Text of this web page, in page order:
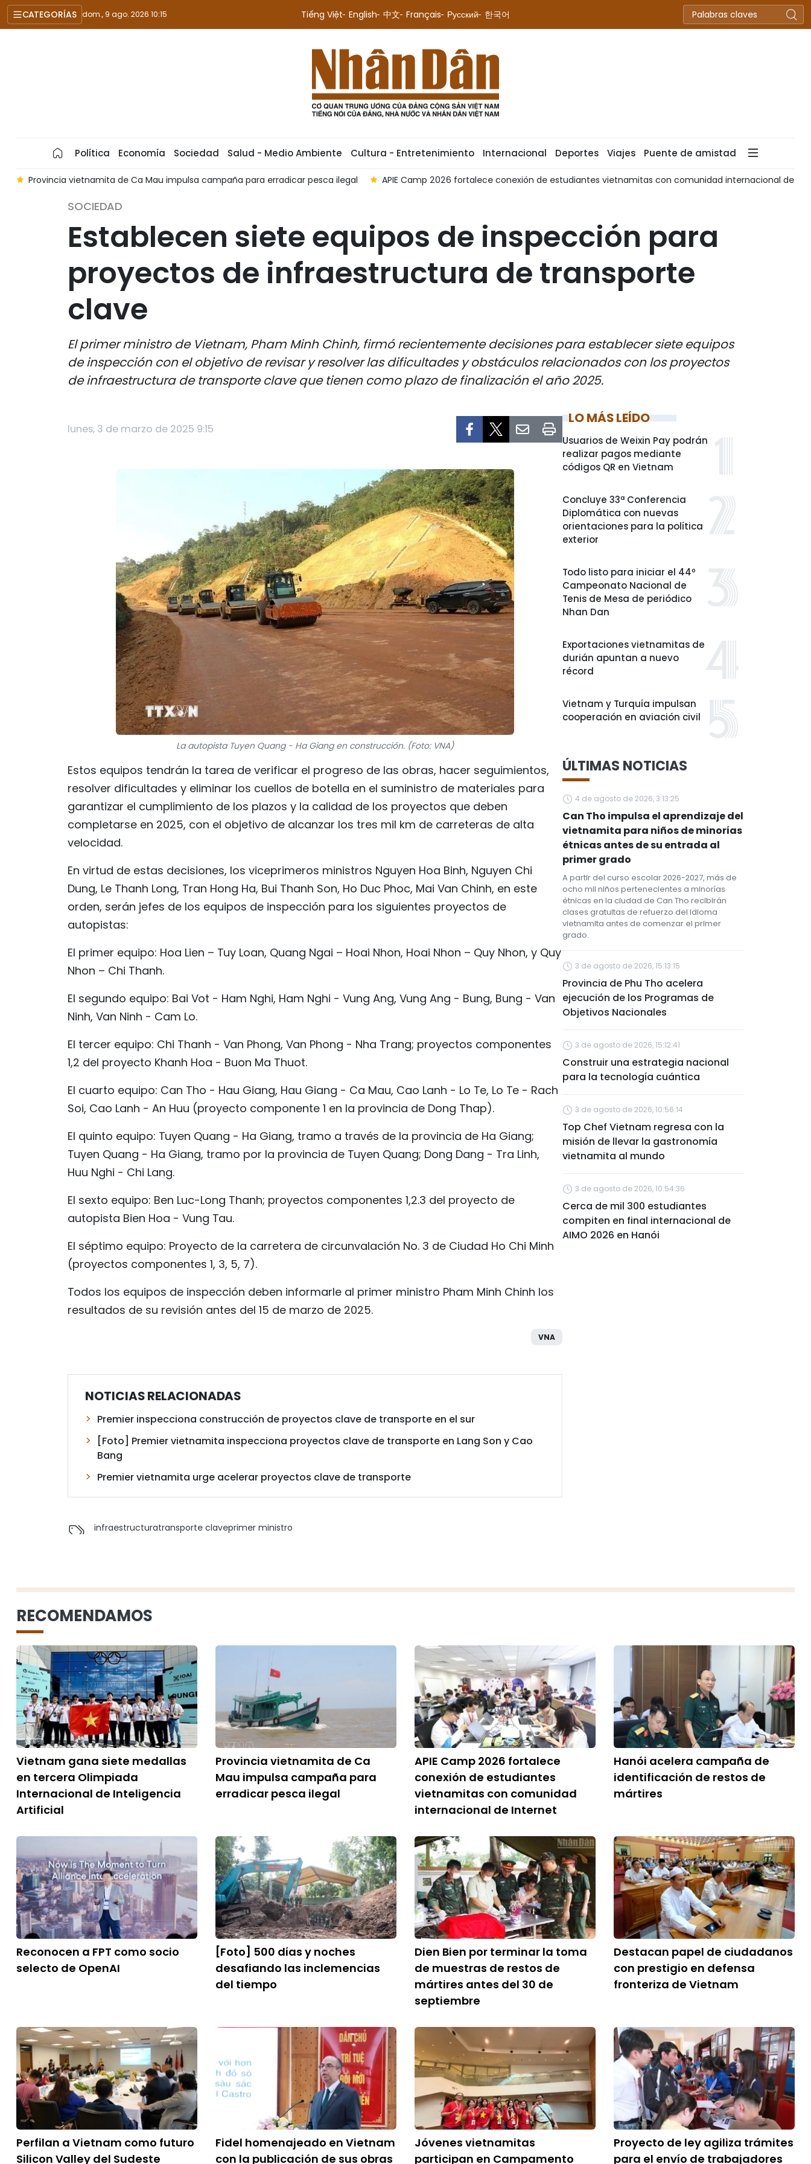
CATEGORÍAS dom., 9 ago. 2026 10:15 Tiếng Việt English 中文 Français Русский 한국어
Política Economía Sociedad Salud - Medio Ambiente Cultura - Entretenimiento Internacional Deportes Viajes Puente de amistad
Provincia vietnamita de Ca Mau impulsa campaña para erradicar pesca ilegal APIE Camp 2026 fortalece conexión de estudiantes vietnamitas con comunidad internacional de
SOCIEDAD
Establecen siete equipos de inspección para
proyectos de infraestructura de transporte
clave
El primer ministro de Vietnam, Pham Minh Chinh, firmó recientemente decisiones para establecer siete equipos
de inspección con el objetivo de revisar y resolver las dificultades y obstáculos relacionados con los proyectos
de infraestructura de transporte clave que tienen como plazo de finalización el año 2025.
lunes, 3 de marzo de 2025 9:15
La autopista Tuyen Quang - Ha Giang en construcción. (Foto: VNA)
Estos equipos tendrán la tarea de verificar el progreso de las obras, hacer seguimientos,
resolver dificultades y eliminar los cuellos de botella en el suministro de materiales para
garantizar el cumplimiento de los plazos y la calidad de los proyectos que deben
completarse en 2025, con el objetivo de alcanzar los tres mil km de carreteras de alta
velocidad.
En virtud de estas decisiones, los viceprimeros ministros Nguyen Hoa Binh, Nguyen Chi
Dung, Le Thanh Long, Tran Hong Ha, Bui Thanh Son, Ho Duc Phoc, Mai Van Chinh, en este
orden, serán jefes de los equipos de inspección para los siguientes proyectos de
autopistas:
El primer equipo: Hoa Lien – Tuy Loan, Quang Ngai – Hoai Nhon, Hoai Nhon – Quy Nhon, y Quy
Nhon – Chi Thanh.
El segundo equipo: Bai Vot - Ham Nghi, Ham Nghi - Vung Ang, Vung Ang - Bung, Bung - Van
Ninh, Van Ninh - Cam Lo.
El tercer equipo: Chi Thanh - Van Phong, Van Phong - Nha Trang; proyectos componentes
1,2 del proyecto Khanh Hoa - Buon Ma Thuot.
El cuarto equipo: Can Tho - Hau Giang, Hau Giang - Ca Mau, Cao Lanh - Lo Te, Lo Te - Rach
Soi, Cao Lanh - An Huu (proyecto componente 1 en la provincia de Dong Thap).
El quinto equipo: Tuyen Quang - Ha Giang, tramo a través de la provincia de Ha Giang;
Tuyen Quang - Ha Giang, tramo por la provincia de Tuyen Quang; Dong Dang - Tra Linh,
Huu Nghi - Chi Lang.
El sexto equipo: Ben Luc-Long Thanh; proyectos componentes 1,2.3 del proyecto de
autopista Bien Hoa - Vung Tau.
El séptimo equipo: Proyecto de la carretera de circunvalación No. 3 de Ciudad Ho Chi Minh
(proyectos componentes 1, 3, 5, 7).
Todos los equipos de inspección deben informarle al primer ministro Pham Minh Chinh los
resultados de su revisión antes del 15 de marzo de 2025.
VNA
NOTICIAS RELACIONADAS
Premier inspecciona construcción de proyectos clave de transporte en el sur
[Foto] Premier vietnamita inspecciona proyectos clave de transporte en Lang Son y Cao
Bang
Premier vietnamita urge acelerar proyectos clave de transporte
infraestructuratransporte claveprimer ministro
LO MÁS LEÍDO
Usuarios de Weixin Pay podrán
realizar pagos mediante
códigos QR en Vietnam
Concluye 33ª Conferencia
Diplomática con nuevas
orientaciones para la política
exterior
Todo listo para iniciar el 44º
Campeonato Nacional de
Tenis de Mesa de periódico
Nhan Dan
Exportaciones vietnamitas de
durián apuntan a nuevo
récord
Vietnam y Turquía impulsan
cooperación en aviación civil
ÚLTIMAS NOTICIAS
4 de agosto de 2026, 3:13:25
Can Tho impulsa el aprendizaje del
vietnamita para niños de minorías
étnicas antes de su entrada al
primer grado
A partir del curso escolar 2026-2027, más de
ocho mil niños pertenecientes a minorías
étnicas en la ciudad de Can Tho recibirán
clases gratuitas de refuerzo del idioma
vietnamita antes de comenzar el primer
grado.
3 de agosto de 2026, 15:13:15
Provincia de Phu Tho acelera
ejecución de los Programas de
Objetivos Nacionales
3 de agosto de 2026, 15:12:41
Construir una estrategia nacional
para la tecnología cuántica
3 de agosto de 2026, 10:56:14
Top Chef Vietnam regresa con la
misión de llevar la gastronomía
vietnamita al mundo
3 de agosto de 2026, 10:54:36
Cerca de mil 300 estudiantes
compiten en final internacional de
AIMO 2026 en Hanói
RECOMENDAMOS
Vietnam gana siete medallas
en tercera Olimpiada
Internacional de Inteligencia
Artificial
Provincia vietnamita de Ca
Mau impulsa campaña para
erradicar pesca ilegal
APIE Camp 2026 fortalece
conexión de estudiantes
vietnamitas con comunidad
internacional de Internet
Hanói acelera campaña de
identificación de restos de
mártires
Reconocen a FPT como socio
selecto de OpenAI
[Foto] 500 días y noches
desafiando las inclemencias
del tiempo
Dien Bien por terminar la toma
de muestras de restos de
mártires antes del 30 de
septiembre
Destacan papel de ciudadanos
con prestigio en defensa
fronteriza de Vietnam
Perfilan a Vietnam como futuro
Silicon Valley del Sudeste
Fidel homenajeado en Vietnam
con la publicación de sus obras
Jóvenes vietnamitas
participan en Campamento
Proyecto de ley agiliza trámites
para el envío de trabajadores